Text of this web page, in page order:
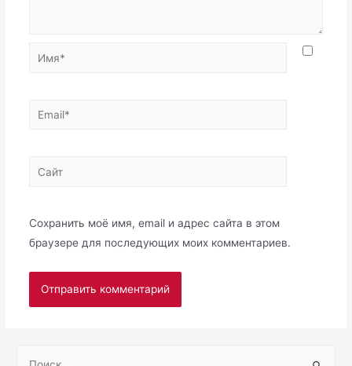
Имя*
Email*
Сайт
Сохранить моё имя, email и адрес сайта в этом
браузере для последующих моих комментариев.